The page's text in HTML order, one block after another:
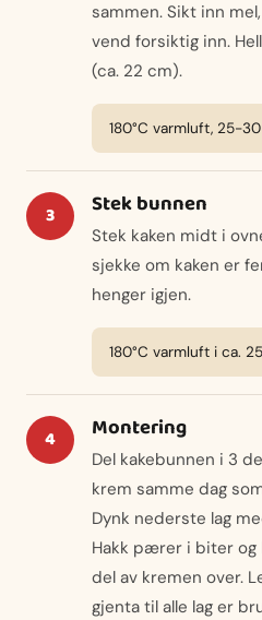
sammen. Sikt inn
vend forsiktig inn.
(ca. 22 cm).
180°C varmluft, 25-
Stek bunnen
Stek kaken midt i
sjekke om kaken er
henger igjen.
180°C varmluft i ca.
Montering
Del kakebunnen i 3
krem samme dag
Dynk nederste lag
Hakk pærer i biter og
del av kremen over.
gjenta til alle lag er